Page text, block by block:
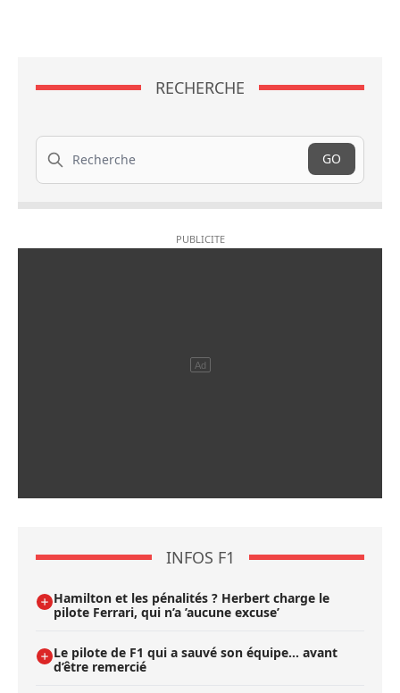
RECHERCHE
Recherche
GO
INFOS F1
Hamilton et les pénalités ? Herbert charge le
pilote Ferrari, qui n’a ’aucune excuse’
Le pilote de F1 qui a sauvé son équipe… avant
d’être remercié